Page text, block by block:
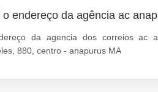
o endereço da agência ac
da agencia dos correios ac
880, centro - anapurus MA